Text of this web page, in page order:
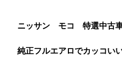
ニッサン モコ 特選中古
純正フルエアロでカッコい